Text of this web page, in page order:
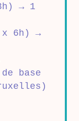
→ 1
x 6h) →
base